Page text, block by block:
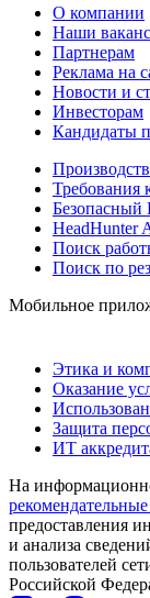
О компании
Наши
Партнерам
Реклама на
Новости и
Инвесторам
Кандидаты
Требования
Безопасный
HeadHunter
Поиск
Поиск по
Мобильное
Этика и
Оказание
Защита
ИТ
На
предоставления
и анализа
пользователей
Российской